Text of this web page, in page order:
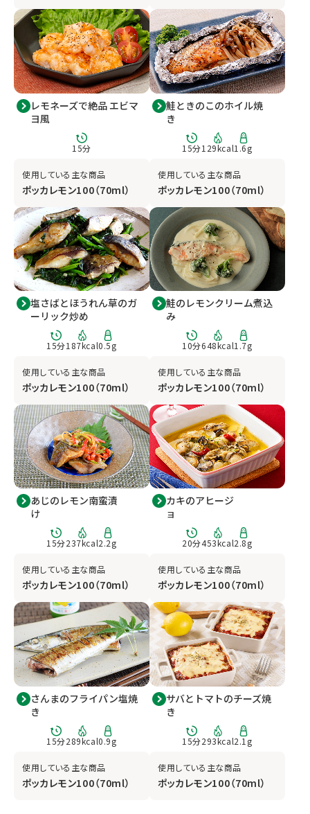
レモネーズで絶品 エビマ
ヨ風
15分
使用している主な商品
ポッカレモン100（70ml）
鮭ときのこのホイル焼
き
15分129kcal1.6g
使用している主な商品
ポッカレモン100（70ml）
塩さばとほうれん草のガ
ーリック炒め
15分187kcal0.5g
使用している主な商品
ポッカレモン100（70ml）
鮭のレモンクリーム煮込
み
10分648kcal1.7g
使用している主な商品
ポッカレモン100（70ml）
あじのレモン南蛮漬
け
15分237kcal2.2g
使用している主な商品
ポッカレモン100（70ml）
カキのアヒージ
ョ
20分453kcal2.8g
使用している主な商品
ポッカレモン100（70ml）
さんまのフライパン塩焼
き
15分289kcal0.9g
使用している主な商品
ポッカレモン100（70ml）
サバとトマトのチーズ焼
き
15分293kcal2.1 g
使用している主な商品
ポッカレモン100（70ml）